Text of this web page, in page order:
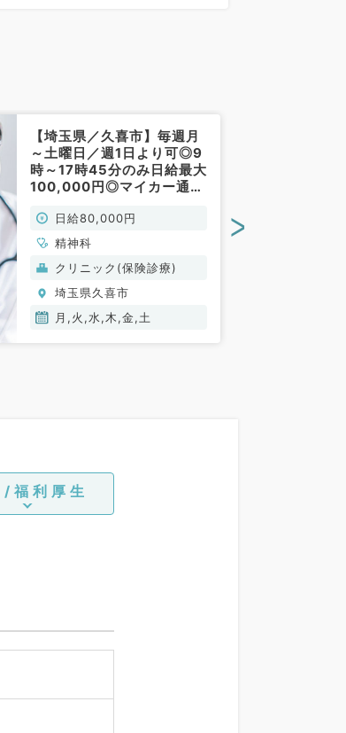
【埼玉県／久喜市】毎週月
～土曜日／週1日より可◎9
時～17時45分のみ日給最大
100,000円◎マイカー通勤
日給80,000円
精神科
クリニック(保険診療)
埼玉県久喜市
月,火,水,木,金,土
>
/福利厚生